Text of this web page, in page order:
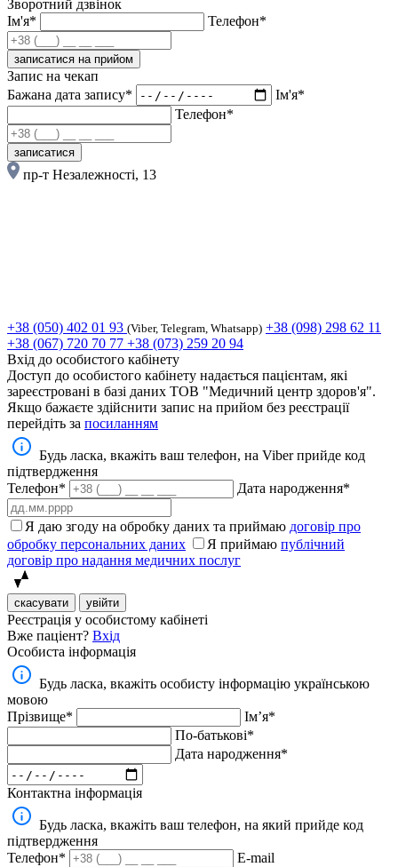
Зворотний дзвінок
Ім'я*
Телефон*
записатися на прийом
Запис на чекап
Бажана дата запису*
Ім'я*
Телефон*
записатися
пр-т Незалежності, 13
+38 (050) 402 01 93 (Viber, Telegram, Whatsapp) +38 (098) 298 62 11
+38 (067) 720 70 77 +38 (073) 259 20 94
Вхід до особистого кабінету
Доступ до особистого кабінету надається пацієнтам, які
зареєстровані в базі даних ТОВ "Медичний центр здоров'я".
Якщо бажаєте здійснити запис на прийом без реєстрації
перейдіть за посиланням
Будь ласка, вкажіть ваш телефон, на Viber прийде код
підтвердження
Телефон*
Дата народження*
Я даю згоду на обробку даних та приймаю договір про
обробку персональних даних
Я приймаю публічний
договір про надання медичних послуг
скасувати увійти
Реєстрація у особистому кабінеті
Вже паціент? Вхід
Особиста інформація
Будь ласка, вкажіть особисту інформацію українською
мовою
Прізвище*
Імʼя*
По-батькові*
Дата народження*
Контактна інформація
Будь ласка, вкажіть ваш телефон, на який прийде код
підтвердження
Телефон*
E-mail